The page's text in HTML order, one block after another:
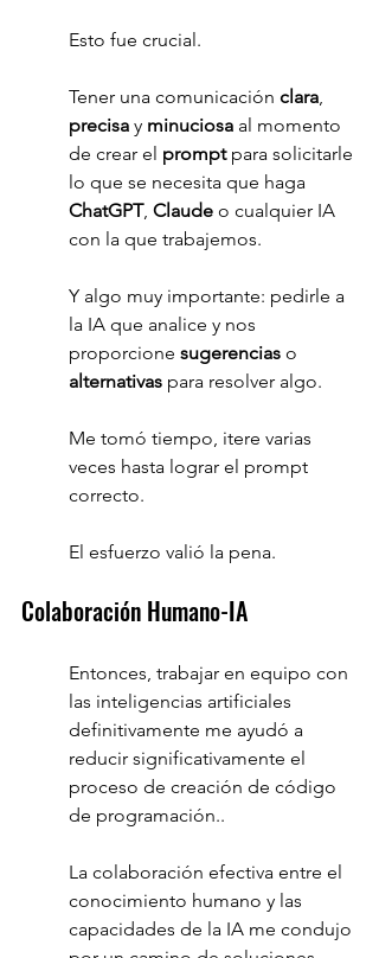
Esto fue crucial.
Tener una comunicación clara
precisa y minuciosa al momento
de crear el prompt para solicitarle
lo que se necesita que haga
ChatGPT, Claude o cualquier IA
con la que trabajemos.
Y algo muy importante: pedirle a
la IA que analice y nos
proporcione sugerencias o
alternativas para resolver algo.
Me tomó tiempo, itere varias
veces hasta lograr el prompt
correcto.
El esfuerzo valió la pena.
Colaboración Humano-IA
Entonces, trabajar en equipo con
las inteligencias artificiales
definitivamente me ayudó a
reducir significativamente el
proceso de creación de código
de programación..
La colaboración efectiva entre el
conocimiento humano y las
capacidades de la IA me condujo